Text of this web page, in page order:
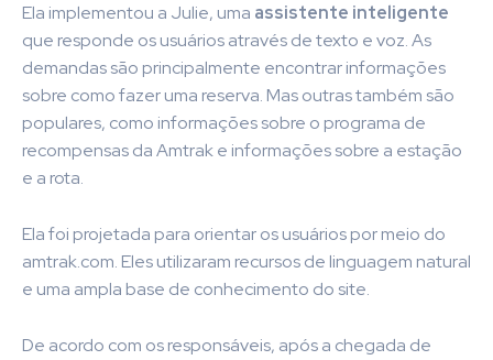
Ela implementou a Julie, uma assistente inteligente
que responde os usuários através de texto e voz. As
demandas são principalmente encontrar informações
sobre como fazer uma reserva. Mas outras também são
populares, como informações sobre o programa de
recompensas da Amtrak e informações sobre a estação
e a rota.
Ela foi projetada para orientar os usuários por meio do
amtrak.com. Eles utilizaram recursos de linguagem natural
e uma ampla base de conhecimento do site.
De acordo com os responsáveis, após a chegada de